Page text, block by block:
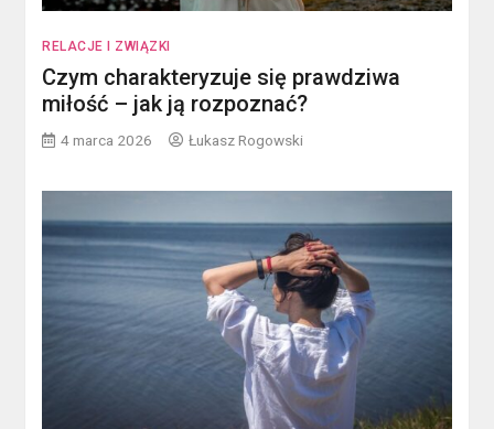
RELACJE I ZWIĄZKI
Czym charakteryzuje się prawdziwa
miłość – jak ją rozpoznać?
4 marca 2026 Łukasz Rogowski